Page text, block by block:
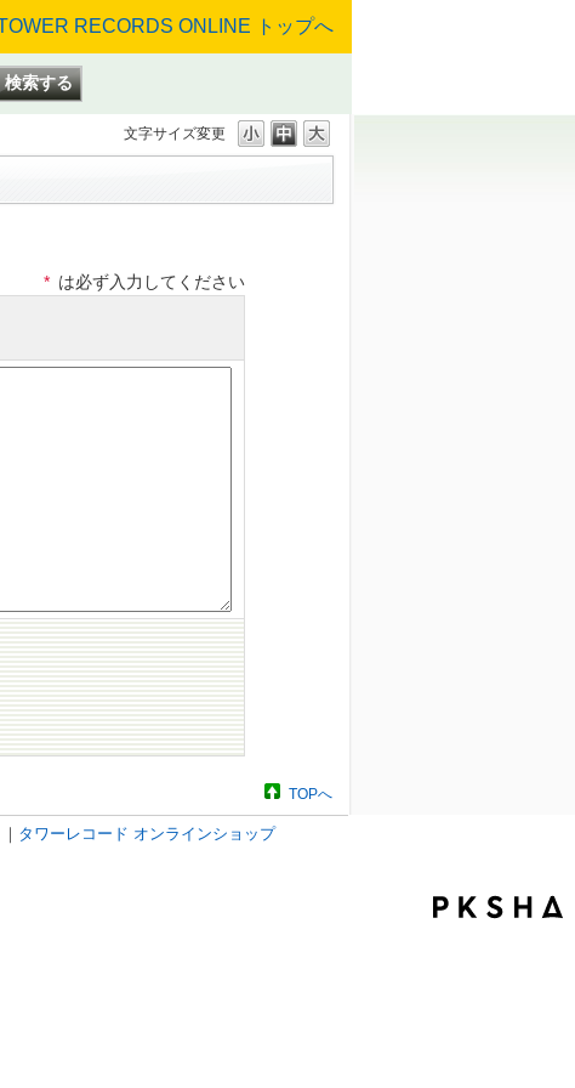
文字サイズ変更
* は必ず入力してください
TOPへ
｜ タワーレコード オンラインショップ